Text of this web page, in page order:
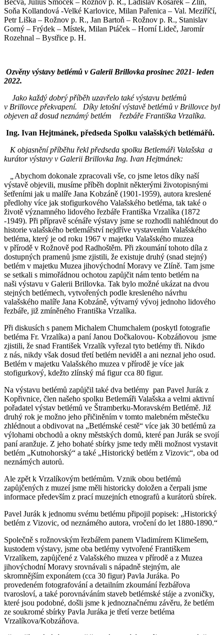
Soňa Kollandová -Velké Karlovice, Milan Pařenica – Val. Meziříčí,
Petr Liška – Rožnov p. R., Jan Bartoň – Rožnov p. R., Stanislav
Gorný – Frýdek – Místek, Milan Ptáček – Horní Lideč, Jaromír
Rozehnal – Bystřice p. H.
Ozvěny výstavy betlémů v Galerii Brillovka prosinec 2021- leden
2022.
Jako každý dobrý příběh uzavřelo také výstavu betlémů
v Brillovce překvapení. Díky letošní výstavě betlémů v Brillovce byl
objeven až dosud neznámý betlém řezbáře Františka Vrzalíka.
Ing. Ivan Hejtmánek, předseda Spolku valašských betlémářů.
K objasnění příběhu řekl předseda spolku Betlemáři Valašska a
kurátor výstavy v Galerii Brillovka Ing. Ivan Hejtmánek:
Abychom dokonale zpracovali vše, co jsme letos díky naší
výstavě objevili, musíme příběh doplnit některými životopisnými
šetřeními jak u malíře Jana Kobzáně (1901-1959), autora kreslené
předlohy více jak stofigurkového Valašského betléma, tak také o
životě významného lidového řezbáře Františka Vrzalíka (1872
-1949). Při přípravě scénáře výstavy jsme se rozhodli nahlédnout do
historie valašského betlemářství nejdříve vystavením Valašského
betléma, který je od roku 1967 v majetku Valašského muzea
v přírodě v Rožnově pod Radhoštěm. Při zkoumání tohoto díla z
dostupných pramenů jsme zjistili, že existuje druhý (snad stejný)
betlém v majetku Muzea jihovýchodní Moravy ve Zlíně. Tam jsme
se setkali s mimořádnou ochotou zapůjčit nám tento betlém na
naši výstavu v Galerii Brillovka. Tak bylo možné ukázat na dvou
stejných betlémech, vytvořených podle kresleného návrhu
valašského malíře Jana Kobzáně, výtvarný vývoj jednoho lidového
řezbáře, již zmíněného Františka Vrzalíka.
Při diskusích s panem Michalem Chumchalem (poskytl fotografie
betléma Fr. Vrzalíka) a paní Janou Dočkalovou- Kobzáňovou jsme
zjistili, že snad František Vrzalík vyřezal tyto betlémy tři. Nikdo
z nás, nikdy však dosud třetí betlém neviděl a ani neznal jeho osud.
Betlém v majetku Valašského muzea v přírodě je více jak
stofigurkový, kdežto zlínský má figur cca 80 figur.
Na výstavu betlémů zapůjčil také dva betlémy pan Pavel Jurák z
Kopřivnice, člen našeho spolku Betlemáři Valašska a velmi aktivní
pořadatel výstav betlémů ve Štramberku-Moravském Betlémě. Již
druhý rok je možno jeho přičiněním v tomto malebném městečku
zhlédnout a obdivovat na „Betlémské cestě“ více jak 30 betlémů za
výlohami obchodů a okny městských domů, které pan Jurák se svojí
paní aranžuje. Z jeho bohaté sbírky jsme tedy měli možnost vystavit
betlém „Kutnohorský“ a také „Historický betlém z Vizovic“, oba od
neznámých autorů.
Ale zpět k Vrzalíkovým betlémům. Vznik obou betlémů
zapůjčených z muzeí jsme měli historicky doložen a čerpali jsme
informace především z prací muzejních etnografů a kurátorů sbírek.
Pavel Jurák k jednomu svému betlému připojil popisek: „Historický
betlém z Vizovic, od neznámého autora, vročení do let 1880-1890.“
Společně s rožnovským řezbářem panem Vladimírem Klimešem,
kustodem výstavy, jsme oba betlémy vytvořené Františkem
Vrzalíkem, zapůjčené z Valašského muzea v přírodě a z Muzea
jihovýchodní Moravy srovnávali s nápadně stejným, ale
skromnějším exponátem (cca 30 figur) Pavla Juráka. Po
provedeném fotografování a detailním zkoumání řezbářova
tvarosloví, a také porovnáváním staveb betlémské stáje a zvoničky,
které jsou podobné, došli jsme k jednoznačnému závěru, že betlém
ze soukromé sbírky Pavla Juráka je třetí verze betléma
Vrzalíkova/Kobzáňova.